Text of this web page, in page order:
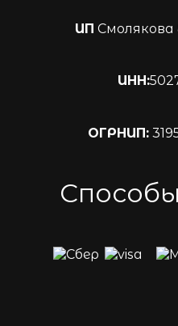
ИП
ИНН:
ОГРНИП: